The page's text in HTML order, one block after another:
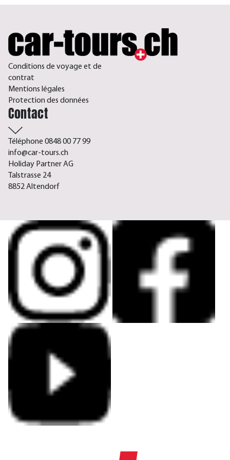
Conditions de voyage et de
contrat
Mentions légales
Protection des données
Contact
Téléphone 0848 00 77 99
info@car-tours.ch
Holiday Partner AG
Talstrasse 24
8852 Altendorf